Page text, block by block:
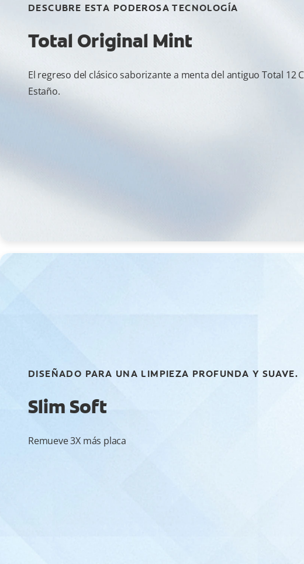
DESCUBRE ESTA PODEROSA TECNOLOGÍA
Total Original Mint
El regreso del clásico saborizante a menta del antiguo Total 12
Estaño.
DISEÑADO PARA UNA LIMPIEZA PROFUNDA Y SUAVE.
Slim Soft
Remueve 3X más placa